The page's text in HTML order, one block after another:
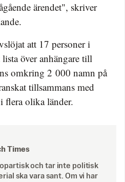
ärendet", skriver
att 17 personer i
över anhängare till
omkring 2 000 namn på
tillsammans med
flera olika länder.
Times
och tar inte politisk
ska vara sant. Om vi har